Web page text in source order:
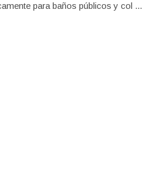
para baños públicos y col ...